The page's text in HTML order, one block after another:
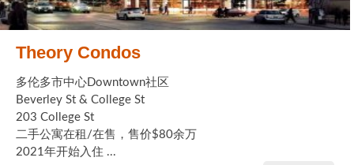
Theory Condos
多伦多市中心Downtown社区
Beverley St & College St
203 College St
二手公寓在租/在售，售价$80余万
2021年开始入住 ...